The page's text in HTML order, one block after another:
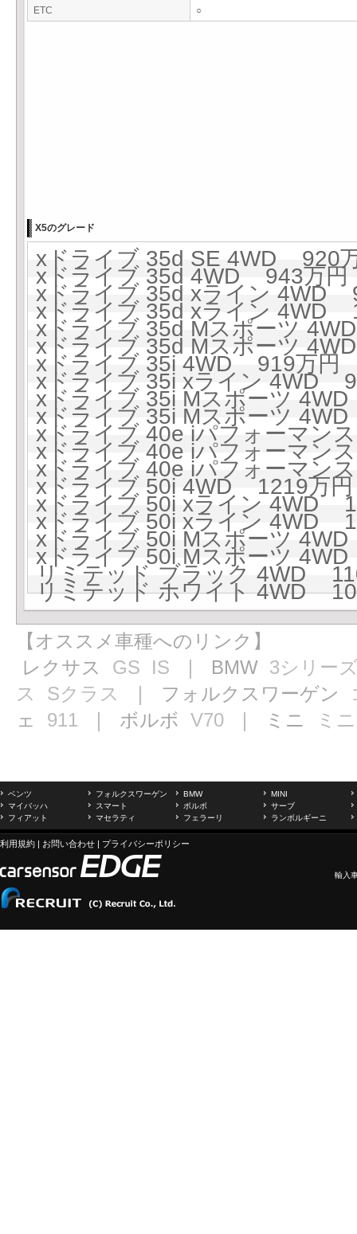
ETC ○
X5のグレード
xドライブ 35d SE 4WD 920
xドライブ 35d 4WD 943万
xドライブ 35d xライン 4WD
xドライブ 35d xライン 4WD
xドライブ 35d Mスポーツ
xドライブ 35d Mスポーツ
xドライブ 35i 4WD 919万円
xドライブ 35i xライン 4WD
xドライブ 35i Mスポーツ
xドライブ 35i Mスポーツ
xドライブ 40e iパフォーマ
xドライブ 40e iパフォーマ
xドライブ 40e iパフォーマン
xドライブ 50i 4WD 1219万
xドライブ 50i xライン 4WD
xドライブ 50i xライン 4WD
xドライブ 50i Mスポーツ
xドライブ 50i Mスポーツ
リミテッド ブラック 4WD
リミテッド ホワイト 4WD
【オススメ車種へのリンク】
レクサス GS IS ｜ BMW 3シリー
ス
Sクラス ｜ フォルクスワーゲン
ェ 911 ｜ ボルボ V70 ｜ ミニ ミニ
ベンツ フォルクスワーゲン BMW
MINI
マイバッハ
スマート ボルボ
サーブ
フィアット
マセラティ フェラーリ ランボルギーニ
利用規約 | お問い合わせ | プライバシーポリシー
輸入